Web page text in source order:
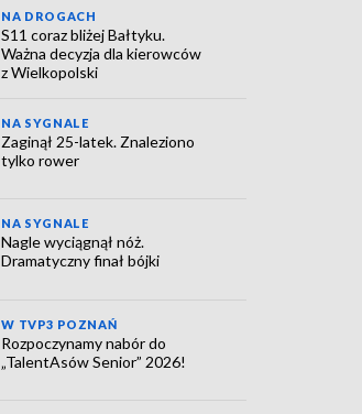
NA DROGACH
S11 coraz bliżej Bałtyku.
Ważna decyzja dla kierowców
z Wielkopolski
NA SYGNALE
Zaginął 25-latek. Znaleziono
tylko rower
NA SYGNALE
Nagle wyciągnął nóż.
Dramatyczny finał bójki
W TVP3 POZNAŃ
Rozpoczynamy nabór do
„TalentAsów Senior” 2026!